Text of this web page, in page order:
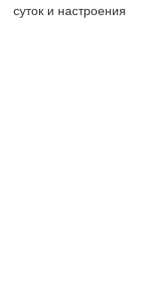
суток и настроения